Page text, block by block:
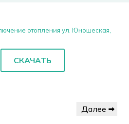
отопления ул. Юношеская,
СКАЧАТЬ
Следующая
Далее